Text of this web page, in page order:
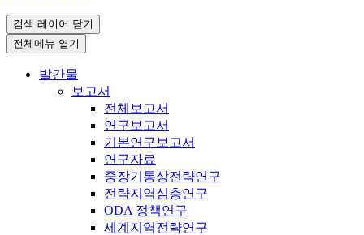
검색 레이어 닫기
전체메뉴 열기
발간물
보고서
전체보고서
연구보고서
기본연구보고서
연구자료
중장기통상전략연구
전략지역심층연구
ODA 정책연구
세계지역전략연구